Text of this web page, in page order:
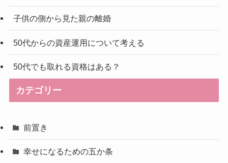
子供の側から見た親の離婚
50代からの資産運用について考える
50代でも取れる資格はある？
カテゴリー
前置き
幸せになるための五か条